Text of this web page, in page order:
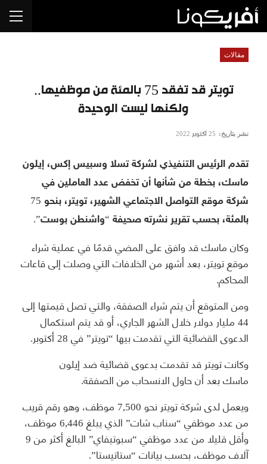
مقالات
تويتر قد تفقد 75 بالمئة من موظفيها..
ولكنها ليست الوحيدة
نشر بتاريخ: 25 أكتوبر 2022
تقدم الرئيس التنفيذي لشركة تسلا وسبيس إكس، إيلون
ماسك، بخطة من شأنها أن تخفض عدد العاملين في
شركة موقع التواصل الاجتماعي الشهير، تويتر، بنحو 75
بالمئة، بحسب تقرير نشرته صحيفة “واشنطن بوست”.
وكان ماسك قد وافق على المضي قدمًا في عملية شراء
موقع تويتر، بعد أشهر من الخلافات التي وصلت إلى قاعات
المحاكم.
ومن المتوقع أن يتم شراء الصفقة، والتي تصل قيمتها إلى
44 مليار دولار خلال الشهر الجاري، أو قد يتم استكمال
الدعوى القضائية التي تقدمت بيها “تويتر” في 28 أكتوبر.
وكانت تويتر قد تقدمت بدعوى قضائية ضد إيلون
ماسك بعد أن حاول الانسحاب من الصفقة.
ويعمل لدى شركة تويتر نحو 7,500 موظف، وهو رقم قريب
من عدد موظفي “سناب شات” الذي يبلغ 6,446 موظف،
وأقل قليلا من عدد موظفي “سبوتيفاي” البالغ أكثر من 9
آلاف موظف، بحسب بيانات “ستاتيستا”.